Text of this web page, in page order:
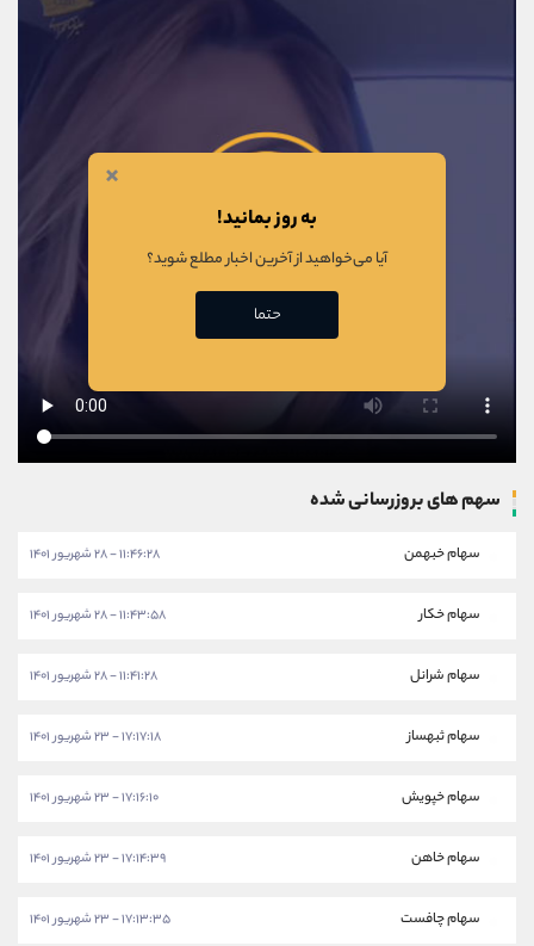
سهم های بروزرسانی شده
سهام خبهمن ۱۱:۴۶:۲۸ - ۲۸ شهریور ۱۴۰۱
سهام خکار ۱۱:۴۳:۵۸ - ۲۸ شهریور ۱۴۰۱
سهام شرانل ۱۱:۴۱:۲۸ - ۲۸ شهریور ۱۴۰۱
سهام ثبهساز ۱۷:۱۷:۱۸ - ۲۳ شهریور ۱۴۰۱
سهام خپویش ۱۷:۱۶:۱۰ - ۲۳ شهریور ۱۴۰۱
سهام خاهن ۱۷:۱۴:۳۹ - ۲۳ شهریور ۱۴۰۱
سهام چافست ۱۷:۱۳:۳۵ - ۲۳ شهریور ۱۴۰۱
×
به روز بمانید!
آیا می‌خواهید از آخرین اخبار مطلع شوید؟
حتما